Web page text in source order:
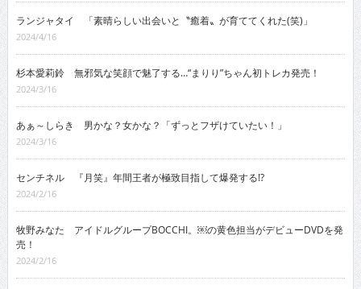
ランジャタイ 「素晴らしい出会いと〝癒着〟が育ててくれた(笑)」
2024/4/16
杉本愛莉鈴 無邪気な笑顔で魅了する…“まりり”ちゃん初トレカ発売！
2024/3/16
あぁ～しらき 男かな？女かな？「ずっとフザけていたい！」
2024/3/16
センチネル 『月笑』年間王者が極致目指して爆発する!?
2024/2/16
牧野みなた アイドルグループBOCCHI。￼の黄色担当がデビューDVDを発
売！
2024/2/16